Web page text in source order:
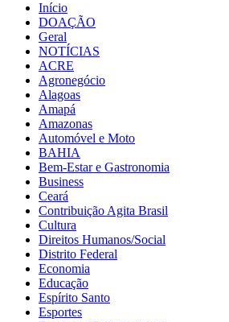
Início
DOAÇÃO
Geral
NOTÍCIAS
ACRE
Agronegócio
Alagoas
Amapá
Amazonas
Automóvel e Moto
BAHIA
Bem-Estar e Gastronomia
Business
Ceará
Contribuição Agita Brasil
Cultura
Direitos Humanos/Social
Distrito Federal
Economia
Educação
Espírito Santo
Esportes